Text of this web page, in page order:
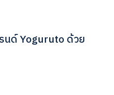
นด์ Yoguruto ด้วย